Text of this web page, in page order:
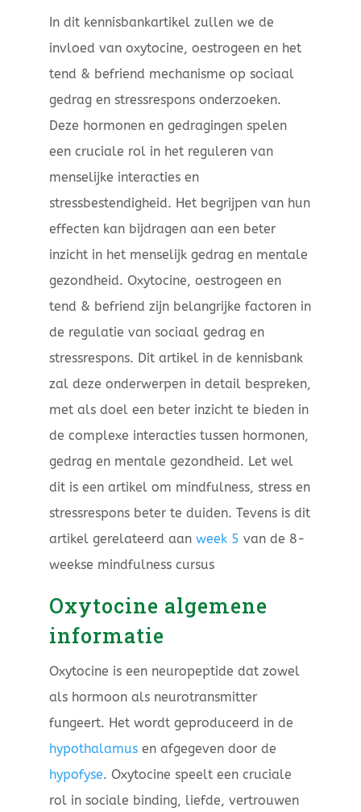
In dit kennisbankartikel zullen we de
invloed van oxytocine, oestrogeen en het
tend & befriend mechanisme op sociaal
gedrag en stressrespons onderzoeken.
Deze hormonen en gedragingen spelen
een cruciale rol in het reguleren van
menselijke interacties en
stressbestendigheid. Het begrijpen van hun
effecten kan bijdragen aan een beter
inzicht in het menselijk gedrag en mentale
gezondheid. Oxytocine, oestrogeen en
tend & befriend zijn belangrijke factoren in
de regulatie van sociaal gedrag en
stressrespons. Dit artikel in de kennisbank
zal deze onderwerpen in detail bespreken,
met als doel een beter inzicht te bieden in
de complexe interacties tussen hormonen,
gedrag en mentale gezondheid. Let wel
dit is een artikel om mindfulness, stress en
stressrespons beter te duiden. Tevens is dit
artikel gerelateerd aan week 5 van de 8-
weekse mindfulness cursus
Oxytocine algemene
informatie
Oxytocine is een neuropeptide dat zowel
als hormoon als neurotransmitter
fungeert. Het wordt geproduceerd in de
hypothalamusen afgegeven door de
hypofyse. Oxytocine speelt een cruciale
rol in sociale binding, liefde, vertrouwen